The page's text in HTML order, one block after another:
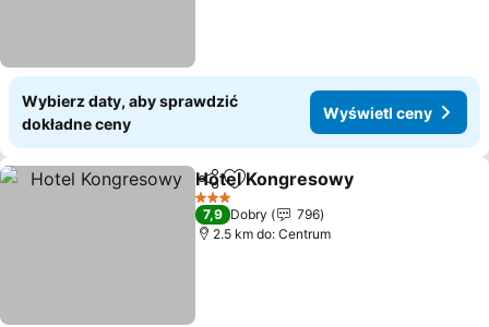
Wybierz daty, aby sprawdzić
dokładne ceny
Wyświetl ceny
Udostępnij
Dodaj do ulubionych
Hotel Kongresowy
3 Kategoria
7,9 Dobry
796
2.5 km do: Centrum